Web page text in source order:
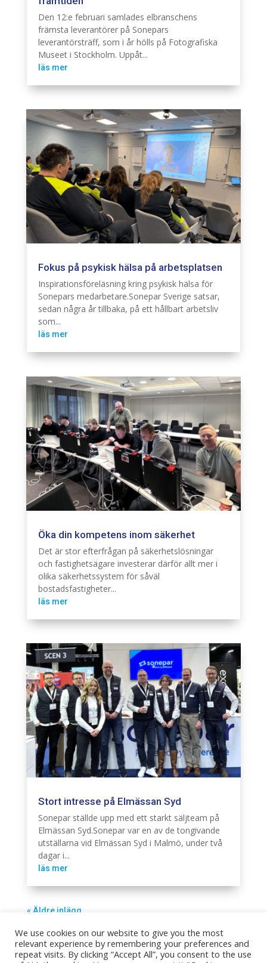
Den 12:e februari samlades elbranschens
främsta leverantörer på Sonepars
leverantörsträff, som i år hölls på Fotografiska
Museet i Stockholm. Uppåt...
läs mer
Fokus på psykisk hälsa på arbetsplatsen
Inspirationsföreläsning kring psykisk hälsa för
Sonepars medarbetare.Sonepar Sverige satsar,
sedan några år tillbaka, på ett hållbart arbetsliv
som...
läs mer
Öka din kompetens inom säkerhet
Det är stor efterfrågan på säkerhetslösningar
och fastighetsägare investerar därför allt mer i
olika säkerhetssystem för såväl
bostadsfastigheter...
läs mer
Stort intresse på Elmässan Syd
Sonepar ställde upp med ett starkt säljteam på
Elmässan Syd.Sonepar var en av de tongivande
utställarna vid Elmässan Syd i Malmö, under två
dagar i...
läs mer
« Äldre inlägg
We use cookies on our website to give you the most
relevant experience by remembering your preferences and
repeat visits. By clicking “Accept All”, you consent to the use